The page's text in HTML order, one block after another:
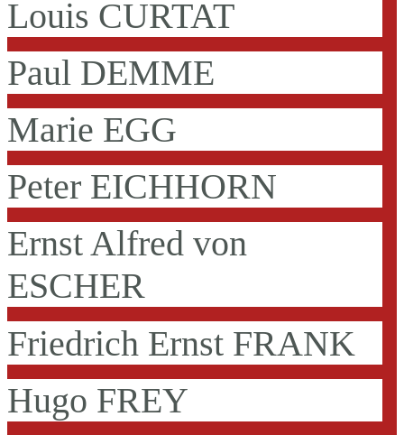
Louis CURTAT
Paul DEMME
Marie EGG
Peter EICHHORN
Ernst Alfred von
ESCHER
Friedrich Ernst FRANK
Hugo FREY